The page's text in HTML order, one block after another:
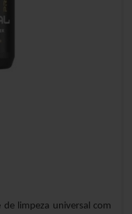
limpeza universal com